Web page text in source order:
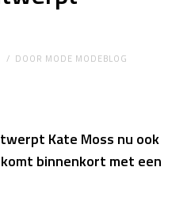
DOOR MODE MODEBLOG
Kate Moss nu ook
binnenkort met een